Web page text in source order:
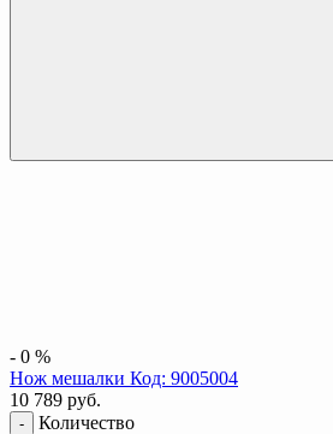
- 0 %
Нож мешалки Код: 9005004
10 789 руб.
- Количество